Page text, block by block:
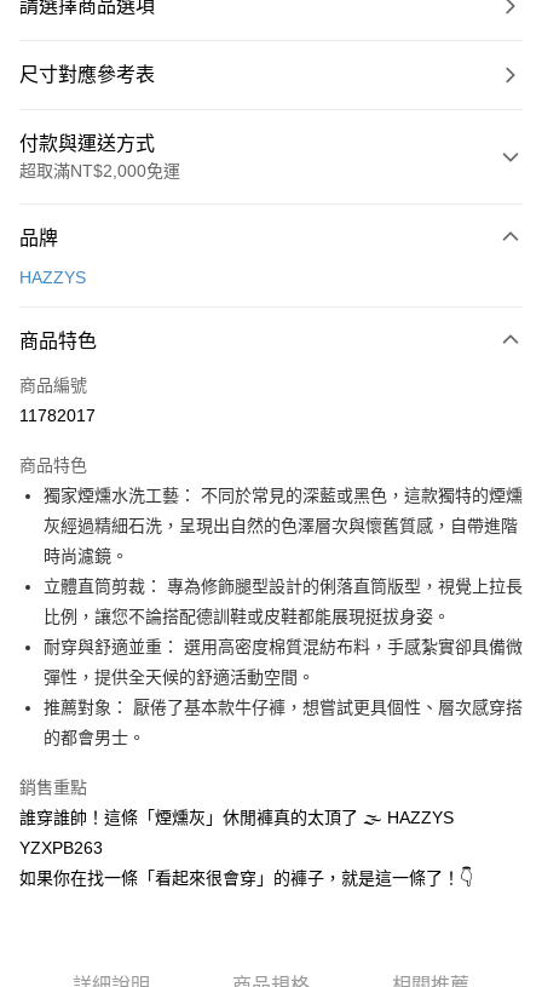
請選擇商品選項
尺寸對應參考表
付款與運送方式
超取滿NT$2,000免運
信用卡一次付款
LINE Pay
Apple Pay
悠遊付
大哥付你分期
相關說明
【大哥付你分期使用說明】
1.本服務由台灣大哥大提供，台灣大哥大用戶可立即使用無須另外申請。
2.付款方式選擇「大哥付你分期」，訂單成立後會自動跳轉到大哥付的交易
流程，驗證手機門號後，選擇欲分期的期數、繳款截止日，確認付款後即完
成交易。
3.實際核准額度、可分期數及費用金額請依後續交易確認頁面所載為準。
4.訂單成立30分鐘內，如未前往確認交易或遇審核未通過，訂單將自動取
消。如遇「轉專審核」未通過狀況，表示未達大哥付你分期系統評分，恕無
1.分期款項不併入電信帳單，「大哥付你分期」於每月結算日後寄送繳費提
醒簡訊。
2.透過簡訊連結打開帳單後，可選擇「超商條碼／台灣大直營門市／銀行轉
AFTEE先享後付
相關說明
【關於「AFTEE先享後付」】
AFTEE先享後付是「在收到商品之後才付款」的支付方式。 讓您購物簡單
便利好安心！
１．簡單：不需註冊會員、不需綁卡、不需儲值。
２．便利：只要手機號碼，簡訊認證，即可結帳。
【「AFTEE先享後付」結帳流程】
１．於結帳方式選擇「AFTEE先享後付」後，將跳轉至「AFTEE先享後付」
結帳頁面，進行簡訊認證並確認金額後，即可完成結帳。
２．訂單成立數日內，您將收到繳費通知簡訊。
後付繳納相關費用。
ATM付款
運送方式
付款後全家取貨
每筆NT$80，滿NT$2,000(含以上)免運費
品牌
HAZZYS
商品特色
商品編號
11782017
商品特色
獨家煙燻水洗工藝： 不同於常見的深藍或黑色，這款獨特的煙燻
灰經過精細石洗，呈現出自然的色澤層次與懷舊質感，自帶進階
時尚濾鏡。
立體直筒剪裁： 專為修飾腿型設計的俐落直筒版型，視覺上拉長
比例，讓您不論搭配德訓鞋或皮鞋都能展現挺拔身姿。
耐穿與舒適並重： 選用高密度棉質混紡布料，手感紮實卻具備微
彈性，提供全天候的舒適活動空間。
推薦對象： 厭倦了基本款牛仔褲，想嘗試更具個性、層次感穿搭
的都會男士。
銷售重點
誰穿誰帥！這條「煙燻灰」休閒褲真的太頂了 🌫️ HAZZYS
YZXPB263
如果你在找一條「看起來很會穿」的褲子，就是這一條了！👇